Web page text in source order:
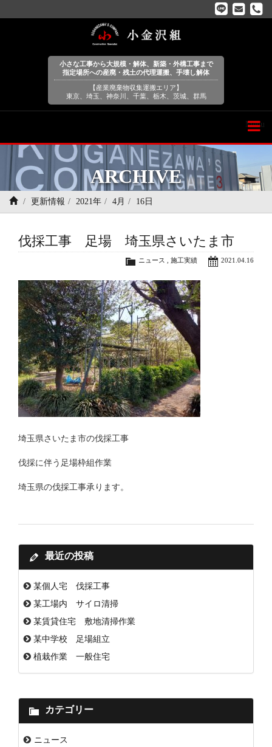
小さな工事から大規模・解体、新築・外構工事まで
指定場所への産廃・残土の代理運搬、手壊し解体
【産業廃棄物収集運搬エリア】
東京、埼玉、神奈川、千葉、栃木、茨城、群馬
Menu
ARCHIVE
更新情報 2021年 4月 16日
伐採工事 足場 埼玉県さいたま市
2021.04.16
ニュース 施工実績
埼玉県さいたま市の伐採工事
伐採に伴う足場枠組作業
埼玉県の伐採工事承ります。
最近の投稿
某個人宅 伐採工事
某工場内 サイロ清掃
某賃貸住宅 敷地清掃作業
某中学校 足場組立
植栽作業 一般住宅
カテゴリー
ニュース